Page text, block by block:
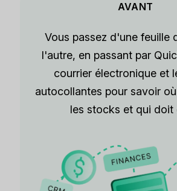
AVANT
Vous passez d'une feuille
l'autre, en passant par
courrier électronique et
autocollantes pour savoir
les stocks et qui doit